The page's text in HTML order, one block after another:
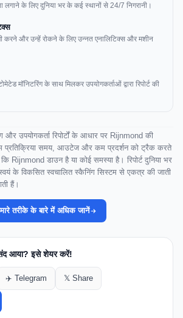
लगाने के लिए दुनिया भर के कई स्थानों से 24/7 निगरानी।
करने और उन्हें रोकने के लिए उन्नत एनालिटिक्स और मशीन
मॉनिटरिंग के साथ मिलकर उपयोगकर्ताओं द्वारा रिपोर्ट की
और उपयोगकर्ता रिपोर्टों के आधार पर Rijnmond की
हम प्रतिक्रिया समय, आउटेज और कम प्रदर्शन को ट्रैक करते
Rijnmond डाउन है या कोई समस्या है। रिपोर्ट दुनिया भर
के विकसित स्वचालित स्कैनिंग सिस्टम से एकत्र की जाती
हैं।
तरीके के बारे में अधिक जानें
आया? इसे शेयर करें!
✈️ Telegram 𝕏 Share